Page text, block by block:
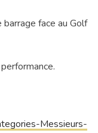
face au Golf
Messieurs-